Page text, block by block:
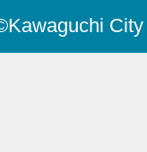
City